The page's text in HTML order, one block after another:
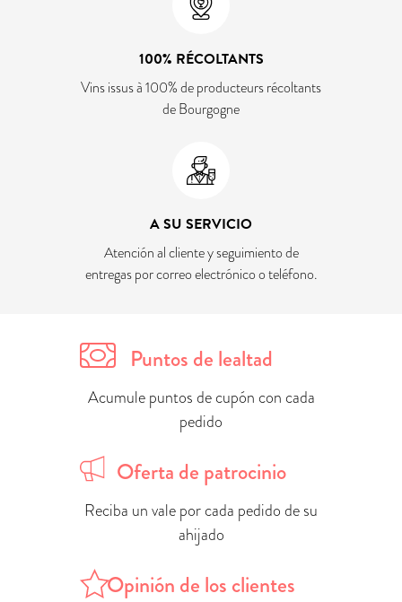
100% RÉCOLTANTS
Vins issus à 100% de producteurs récoltants
de Bourgogne
A SU SERVICIO
Atención al cliente y seguimiento de
entregas por correo electrónico o teléfono.
Puntos de lealtad
Acumule puntos de cupón con cada
pedido
Oferta de patrocinio
Reciba un vale por cada pedido de su
ahijado
Opinión de los clientes